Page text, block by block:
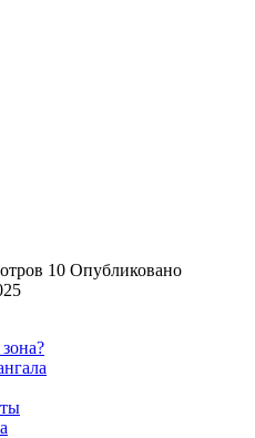
10 Опубликовано